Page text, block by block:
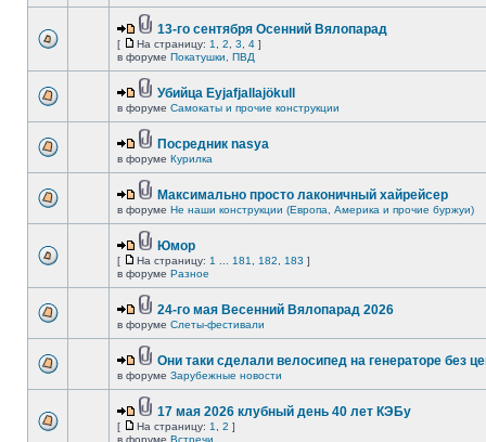
13-го сентября Осенний Вялопарад
[ На страницу: 1 2 3 4 ]
в форуме Покатушки, ПВД
Убийца Eyjafjallajökull
в форуме Самокаты и прочие конструкции
Посредник nasya
в форуме Курилка
Максимально просто лаконичный хайрейсер
в форуме Не наши конструкции (Европа, Америка и прочие буржуи)
Юмор
[ На страницу: 1 181 182 183 ]
в форуме Разное
24-го мая Весенний Вялопарад 2026
в форуме Слеты-фестивали
Они таки сделали велосипед на генераторе без
в форуме Зарубежные новости
17 мая 2026 клубный день 40 лет КЭБу
[ На страницу: 1 2 ]
в форуме Встречи